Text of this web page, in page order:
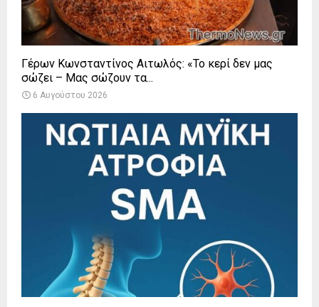
Γέρων Κωνσταντίνος Αιτωλός: «Το κερί δεν μας
σώζει – Μας σώζουν τα...
6 Αυγούστου 2026